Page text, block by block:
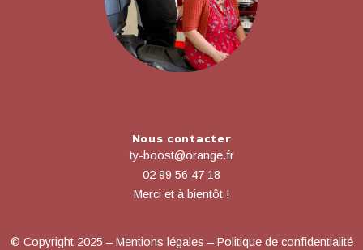
Nous contacter
ty-boost@orange.fr
02 99 56 47 18
Merci et à bientôt !
© Copyright 2025 – Mentions légales – Politique de confidentialité